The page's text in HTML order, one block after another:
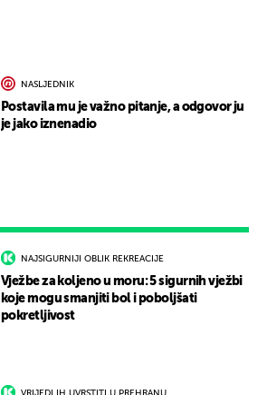
NAJSIGURNIJI OBLIK REKREACIJE
Vježbe za koljeno u moru: 5 sigurnih vježbi
koje mogu smanjiti bol i poboljšati
pokretljivost
NASLJEDNIK
Postavila mu je važno pitanje, a odgovor ju
je jako iznenadio